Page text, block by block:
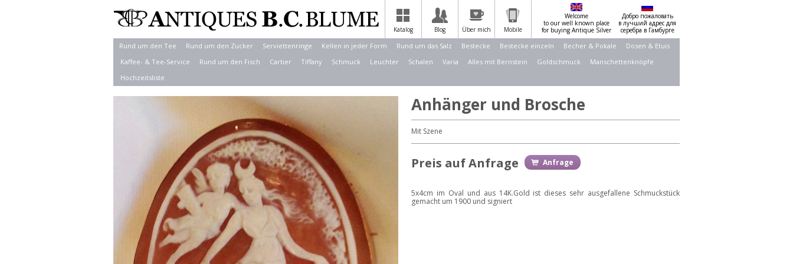
Katalog Blog Über mich Mobile
Welcome
to our well known place
for buying Antique Silver
Добро пожаловать
в лучший адрес для
серебра в Гамбурге
Rund um den Tee Rund um den Zucker Serviettenringe Kellen in jeder Form Rund um das Salz Bestecke Bestecke einzeln Becher & Pokale
Dosen & Etuis
Kaffee- & Tee-Service
Rund um den Fisch Cartier Tiffany Schmuck Leuchter Schalen Varia Alles mit Bernstein Goldschmuck
Manschettenknöpfe
Hochzeitsliste
Anhänger und Brosche
Mit Szene
Preis auf Anfrage Anfrage
5x4cm im Oval und aus 14K.Gold ist dieses sehr ausgefallene Schmuckstück
gemacht um 1900 und signiert